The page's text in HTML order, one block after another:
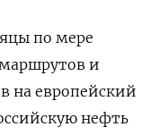
по мере
и
на европейский
нефть